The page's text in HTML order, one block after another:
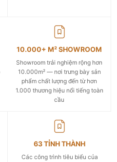
10.000+ M² SHOWROOM
Showroom trải nghiệm rộng hơn
10.000m² — nơi trưng bày sản
phẩm chất lượng đến từ hơn
1.000 thương hiệu nổi tiếng toàn
cầu
63 TỈNH THÀNH
Các công trình tiêu biểu của